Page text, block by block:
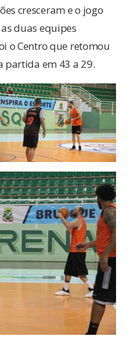
cresceram e o jogo
duas equipes
o Centro que retomou
partida em 43 a 29.